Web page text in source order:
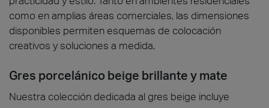
como en amplias áreas comerciales, las dimensiones
disponibles permiten esquemas de colocación
creativos y soluciones a medida.
Gres porcelánico beige brillante y mate
Nuestra colección dedicada al gres beige incluye